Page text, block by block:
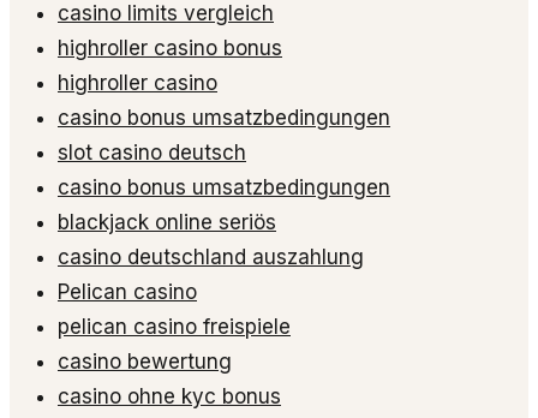
casino limits vergleich
highroller casino bonus
highroller casino
casino bonus umsatzbedingungen
slot casino deutsch
casino bonus umsatzbedingungen
blackjack online seriös
casino deutschland auszahlung
Pelican casino
pelican casino freispiele
casino bewertung
casino ohne kyc bonus